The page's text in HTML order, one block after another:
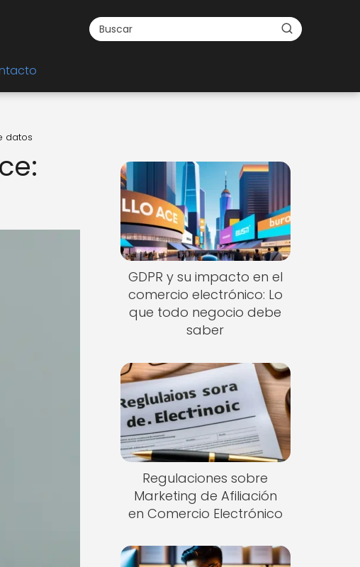
datos
GDPR y su impacto en el
comercio electrónico: Lo
que todo negocio debe
saber
Regulaciones sobre
Marketing de Afiliación
en Comercio Electrónico